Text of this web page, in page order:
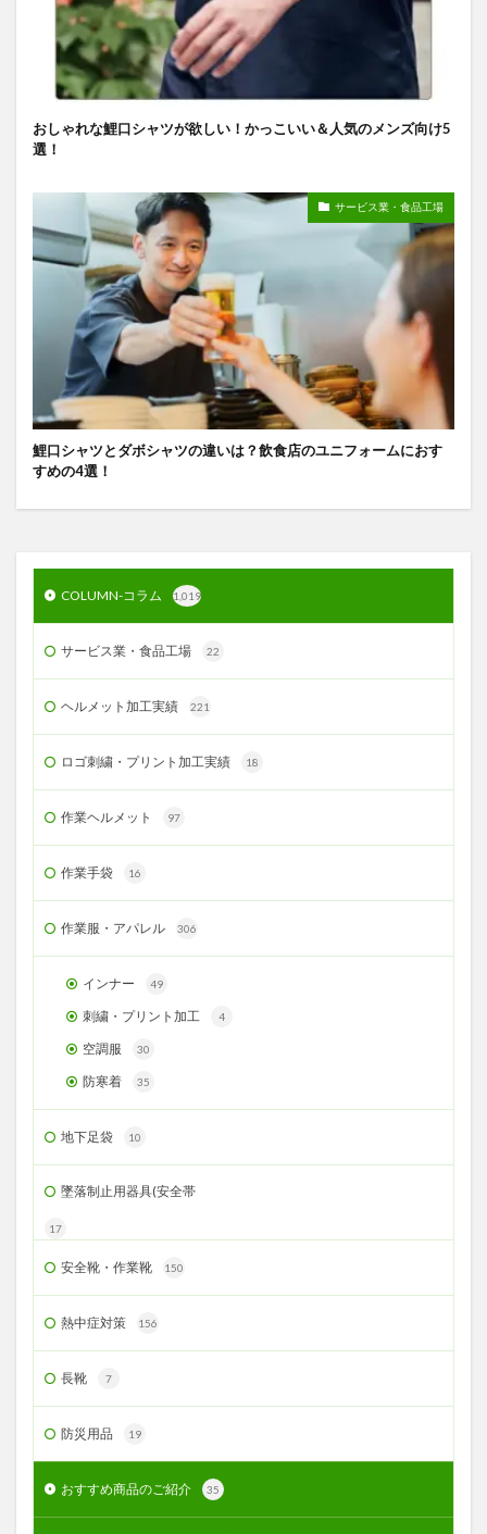
おしゃれな鯉口シャツが欲しい！かっこいい＆人気のメンズ向け5
選！
サービス業・食品工場
鯉口シャツとダボシャツの違いは？飲食店のユニフォームにおす
すめの4選！
COLUMN-コラム 1,019
サービス業・食品工場 22
ヘルメット加工実績 221
ロゴ刺繍・プリント加工実績 18
作業ヘルメット 97
作業手袋 16
作業服・アパレル 306
インナー 49
刺繍・プリント加工 4
空調服 30
防寒着 35
地下足袋 10
墜落制止用器具(安全帯
17
安全靴・作業靴 150
熱中症対策 156
長靴 7
防災用品 19
おすすめ商品のご紹介 35